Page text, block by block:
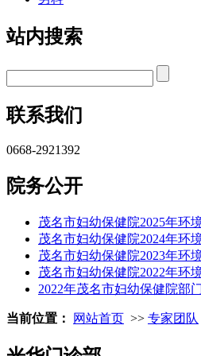
站内搜索
联系我们
0668-2921392
院务公开
茂名市妇幼保健院2025年环
茂名市妇幼保健院2024年环
茂名市妇幼保健院2023年环
茂名市妇幼保健院2022年环
2022年茂名市妇幼保健院部
当前位置： 网站首页 >> 专家团队